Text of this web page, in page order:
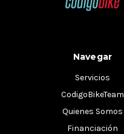
Navegar
Servicios
CodigoBikeTeam
Quienes Somos
Financiación